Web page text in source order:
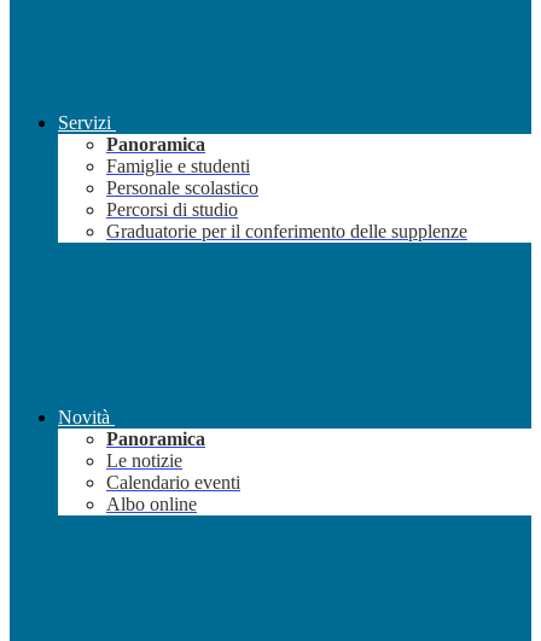
Servizi
Panoramica
Famiglie e studenti
Personale scolastico
Percorsi di studio
Graduatorie per il conferimento delle supplenze
Novità
Panoramica
Le notizie
Calendario eventi
Albo online